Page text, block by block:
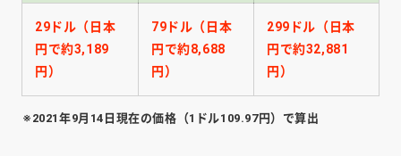
29ドル（日本
円で約3,189
円）
79ドル（日本
円で約8,688
円）
299ドル（日本
円で約32,881
円）
※2021年9月14日現在の価格（1ドル109.97円）で算出